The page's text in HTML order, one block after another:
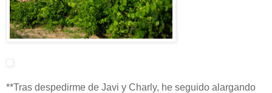
**Tras despedirme de Javi y Charly, he seguido alargando